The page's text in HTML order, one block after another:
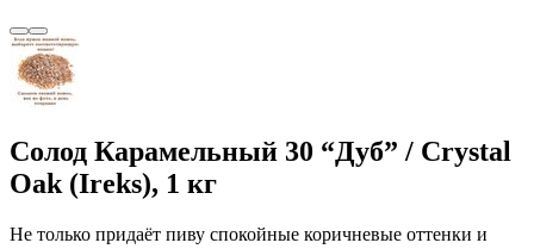
Солод Карамельный 30 “Дуб” / Crystal
Oak (Ireks), 1 кг
Не только придаёт пиву спокойные коричневые оттенки и